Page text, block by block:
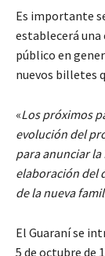
Es importante
establecerá
público en
nuevos billetes
«Los próximos
evolución del
para anunciar
elaboración del
de la nueva
El Guaraní se
5 de octubre de